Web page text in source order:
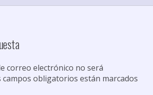
correo electrónico no será
campos obligatorios están marcados